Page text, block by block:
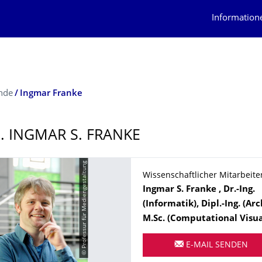
Ingmar Franke
INGMAR S. FRANKE
© Professur für Mediengestaltung
Wissenschaftlicher
Name
Ingmar S. Franke , Dr.-Ing.
(Informatik), Dipl.-Ing.
M.Sc. (Computational
E-MAIL SENDEN